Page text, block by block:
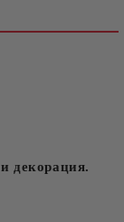
декорация.